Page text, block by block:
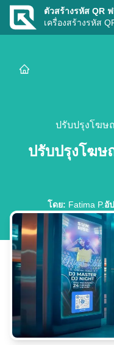
ตัวสร้างรหัส QR
เครื่องสร้างรหัส
ปรับปรุงโฆษ
ปรับปรุงโฆ
โดย: Fatima P.อั